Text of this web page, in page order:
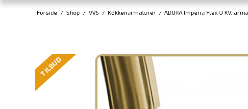
Forside / Shop / VVS / Køkkenarmaturer / ADORA Imperia Flex U KV.
TILBUD